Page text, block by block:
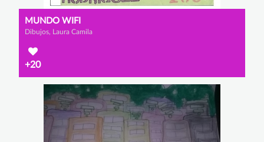
MUNDO WIFI
Dibujos, Laura Camila
+20